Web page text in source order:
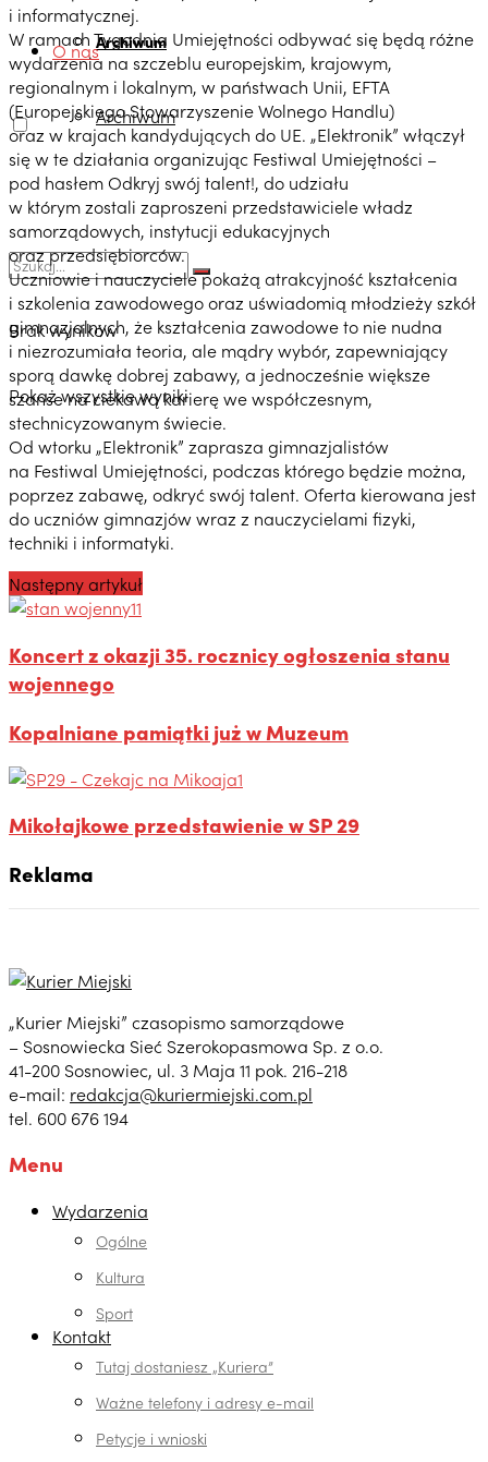
Archiwum
O nas
Archiwum
Brak wyników
Pokaż wszystkie wyniki
i informatycznej.
W ramach Tygodnia Umiejętności odbywać się będą różne
wydarzenia na szczeblu europejskim, krajowym,
regionalnym i lokalnym, w państwach Unii, EFTA
(Europejskiego Stowarzyszenie Wolnego Handlu)
oraz w krajach kandydujących do UE. „Elektronik” włączył
się w te działania organizując Festiwal Umiejętności –
pod hasłem Odkryj swój talent!, do udziału
w którym zostali zaproszeni przedstawiciele władz
samorządowych, instytucji edukacyjnych
oraz przedsiębiorców.
Uczniowie i nauczyciele pokażą atrakcyjność kształcenia
i szkolenia zawodowego oraz uświadomią młodzieży szkół
gimnazjalnych, że kształcenia zawodowe to nie nudna
i niezrozumiała teoria, ale mądry wybór, zapewniający
sporą dawkę dobrej zabawy, a jednocześnie większe
szanse na ciekawą karierę we współczesnym,
stechnicyzowanym świecie.
Od wtorku „Elektronik” zaprasza gimnazjalistów
na Festiwal Umiejętności, podczas którego będzie można,
poprzez zabawę, odkryć swój talent. Oferta kierowana jest
do uczniów gimnazjów wraz z nauczycielami fizyki,
techniki i informatyki.
Następny artykuł
Koncert z okazji 35. rocznicy ogłoszenia stanu
wojennego
Kopalniane pamiątki już w Muzeum
Mikołajkowe przedstawienie w SP 29
Reklama
„Kurier Miejski” czasopismo samorządowe
– Sosnowiecka Sieć Szerokopasmowa Sp. z o.o.
41-200 Sosnowiec, ul. 3 Maja 11 pok. 216-218
e-mail: redakcja@kuriermiejski.com.pl
tel. 600 676 194
Menu
Wydarzenia
Ogólne
Kultura
Sport
Kontakt
Tutaj dostaniesz „Kuriera”
Ważne telefony i adresy e-mail
Petycje i wnioski